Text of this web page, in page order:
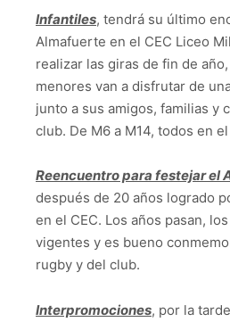
Infantiles, tendrá su último
Almafuerte en el CEC Liceo
realizar las giras de fin de
menores van a disfrutar de
junto a sus amigos, familias y
club. De M6 a M14, todos en el
Reencuentro para festejar el
después de 20 años logrado
en el CEC. Los años pasan,
vigentes y es bueno
rugby y del club.
Interpromociones, por la